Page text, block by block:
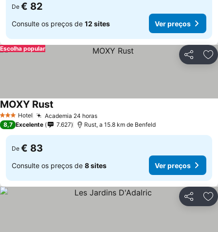
De € 82
Consulte os preços de 12 sites Ver preços
Partilhar
Escolha popular
3 EstrelasHotel Academia 24 horas
MOXY Rust
8,7 Excelente 7.627 Rust, a 15.8 km de Benfeld
De € 83
Consulte os preços de 8 sites Ver preços
Partilhar